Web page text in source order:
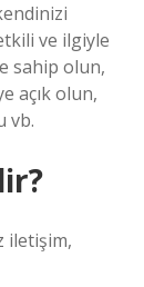
ve ilgiyle
sahip olun,
açık olun,
vb.
iletişim,